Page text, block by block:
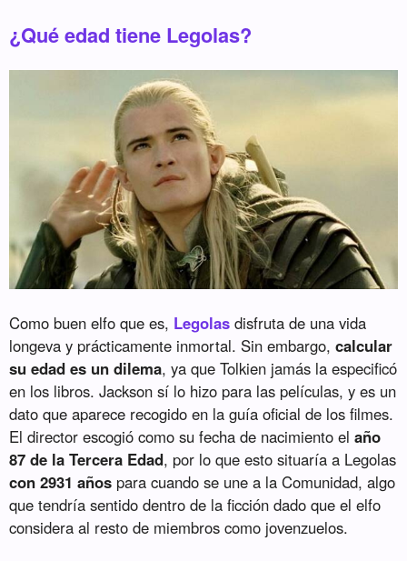
¿Qué edad tiene Legolas?
Como buen elfo que es, Legolas disfruta de una vida
longeva y prácticamente inmortal. Sin embargo,calcular
su edad es un dilema, ya que Tolkien jamás la especificó
en los libros. Jackson sí lo hizo para las películas, y es un
dato que aparece recogido en la guía oficial de los filmes.
El director escogió como su fecha de nacimiento elaño
87 de la Tercera Edad, por lo que esto situaría a Legolas
con 2931 años para cuando se une a la Comunidad, algo
que tendría sentido dentro de la ficción dado que el elfo
considera al resto de miembros como jovenzuelos.